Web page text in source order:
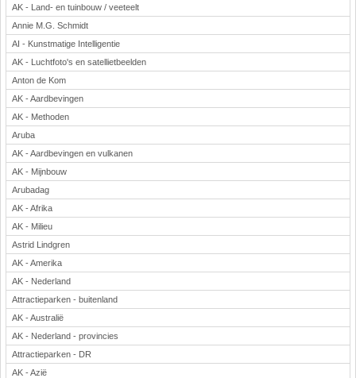
AK - Land- en tuinbouw / veeteelt
Annie M.G. Schmidt
AI - Kunstmatige Intelligentie
AK - Luchtfoto's en satellietbeelden
Anton de Kom
AK - Aardbevingen
AK - Methoden
Aruba
AK - Aardbevingen en vulkanen
AK - Mijnbouw
Arubadag
AK - Afrika
AK - Milieu
Astrid Lindgren
AK - Amerika
AK - Nederland
Attractieparken - buitenland
AK - Australië
AK - Nederland - provincies
Attractieparken - DR
AK - Azië